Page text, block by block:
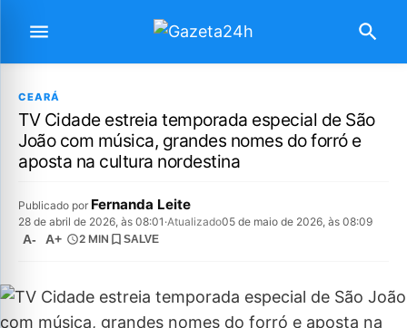
CEARÁ
TV Cidade estreia temporada especial de São
João com música, grandes nomes do forró e
aposta na cultura nordestina
Publicado por Fernanda Leite
28 de abril de 2026, às 08:01 ·Atualizado05 de maio de 2026, às 08:09
A- A+ 2 MIN SALVE